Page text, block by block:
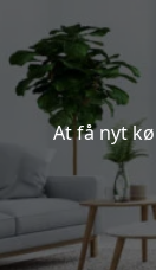
At få nyt